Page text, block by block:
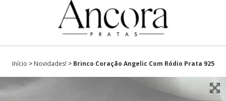
Início > Novidades! > Brinco Coração Angelic Com Ródio Prata 925